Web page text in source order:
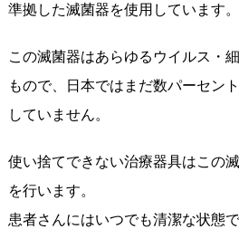
準拠した滅菌器を使用しています。
この滅菌器はあらゆるウイルス・
もので、日本ではまだ数パーセン
していません。
使い捨てできない治療器具はこの
を行います。
患者さんにはいつでも清潔な状態